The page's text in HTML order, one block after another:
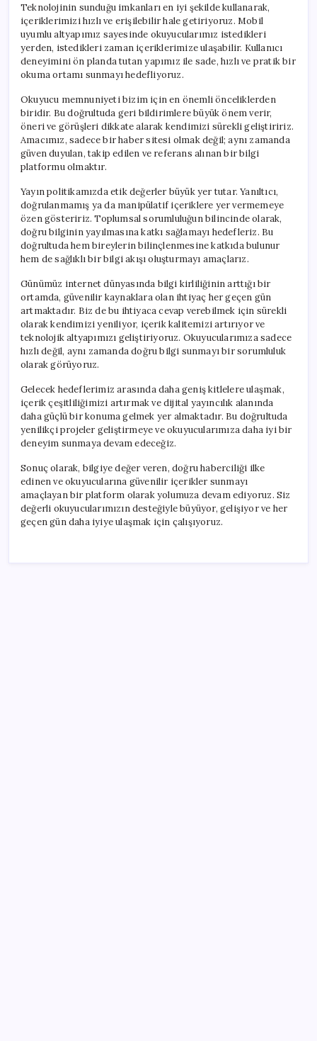
Teknolojinin sunduğu imkanları en iyi şekilde kullanarak,
içeriklerimizi hızlı ve erişilebilir hale getiriyoruz. Mobil
uyumlu altyapımız sayesinde okuyucularımız istedikleri
yerden, istedikleri zaman içeriklerimize ulaşabilir. Kullanıcı
deneyimini ön planda tutan yapımız ile sade, hızlı ve pratik bir
okuma ortamı sunmayı hedefliyoruz.
Okuyucu memnuniyeti bizim için en önemli önceliklerden
biridir. Bu doğrultuda geri bildirimlere büyük önem verir,
öneri ve görüşleri dikkate alarak kendimizi sürekli geliştiririz.
Amacımız, sadece bir haber sitesi olmak değil; aynı zamanda
güven duyulan, takip edilen ve referans alınan bir bilgi
platformu olmaktır.
Yayın politikamızda etik değerler büyük yer tutar. Yanıltıcı,
doğrulanmamış ya da manipülatif içeriklere yer vermemeye
özen gösteririz. Toplumsal sorumluluğun bilincinde olarak,
doğru bilginin yayılmasına katkı sağlamayı hedefleriz. Bu
doğrultuda hem bireylerin bilinçlenmesine katkıda bulunur
hem de sağlıklı bir bilgi akışı oluşturmayı amaçlarız.
Günümüz internet dünyasında bilgi kirliliğinin arttığı bir
ortamda, güvenilir kaynaklara olan ihtiyaç her geçen gün
artmaktadır. Biz de bu ihtiyaca cevap verebilmek için sürekli
olarak kendimizi yeniliyor, içerik kalitemizi artırıyor ve
teknolojik altyapımızı geliştiriyoruz. Okuyucularımıza sadece
hızlı değil, aynı zamanda doğru bilgi sunmayı bir sorumluluk
olarak görüyoruz.
Gelecek hedeflerimiz arasında daha geniş kitlelere ulaşmak,
içerik çeşitliliğimizi artırmak ve dijital yayıncılık alanında
daha güçlü bir konuma gelmek yer almaktadır. Bu doğrultuda
yenilikçi projeler geliştirmeye ve okuyucularımıza daha iyi bir
deneyim sunmaya devam edeceğiz.
Sonuç olarak, bilgiye değer veren, doğru haberciliği ilke
edinen ve okuyucularına güvenilir içerikler sunmayı
amaçlayan bir platform olarak yolumuza devam ediyoruz. Siz
değerli okuyucularımızın desteğiyle büyüyor, gelişiyor ve her
geçen gün daha iyiye ulaşmak için çalışıyoruz.